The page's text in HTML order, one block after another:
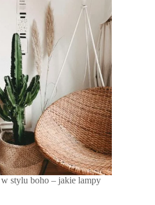
stylu boho – jakie lampy